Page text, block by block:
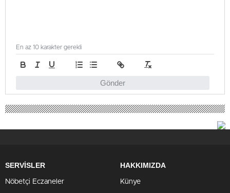
Gönder
En az 10 karakter gerekli
SERVİSLER
Nöbetçi Eczaneler
HAKKIMIZDA
Künye